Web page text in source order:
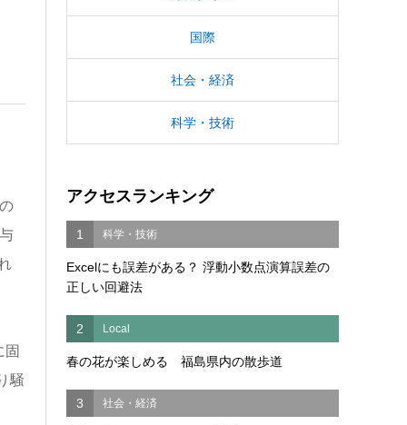
騒
国際
社会・経済
科学・技術
アクセスランキング
1 科学・技術
Excelにも誤差がある？ 浮動小数点演算誤差の
正しい回避法
2 Local
春の花が楽しめる 福島県内の散歩道
3 社会・経済